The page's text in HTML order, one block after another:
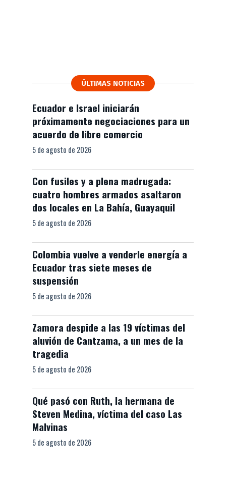
ÚLTIMAS NOTICIAS
Ecuador e Israel iniciarán
próximamente negociaciones para un
acuerdo de libre comercio
5 de agosto de 2026
Con fusiles y a plena madrugada:
cuatro hombres armados asaltaron
dos locales en La Bahía, Guayaquil
5 de agosto de 2026
Colombia vuelve a venderle energía a
Ecuador tras siete meses de
suspensión
5 de agosto de 2026
Zamora despide a las 19 víctimas del
aluvión de Cantzama, a un mes de la
tragedia
5 de agosto de 2026
Qué pasó con Ruth, la hermana de
Steven Medina, víctima del caso Las
Malvinas
5 de agosto de 2026